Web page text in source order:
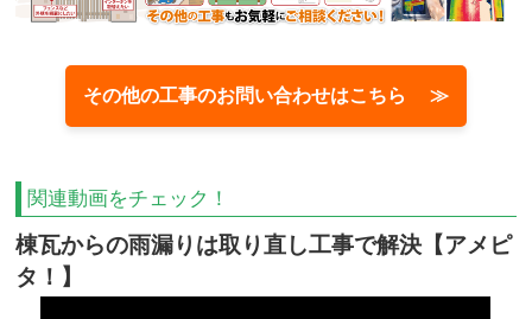
その他の工事のお問い合わせはこちら ≫
関連動画をチェック！
棟瓦からの雨漏りは取り直し工事で解決【アメピ
タ！】